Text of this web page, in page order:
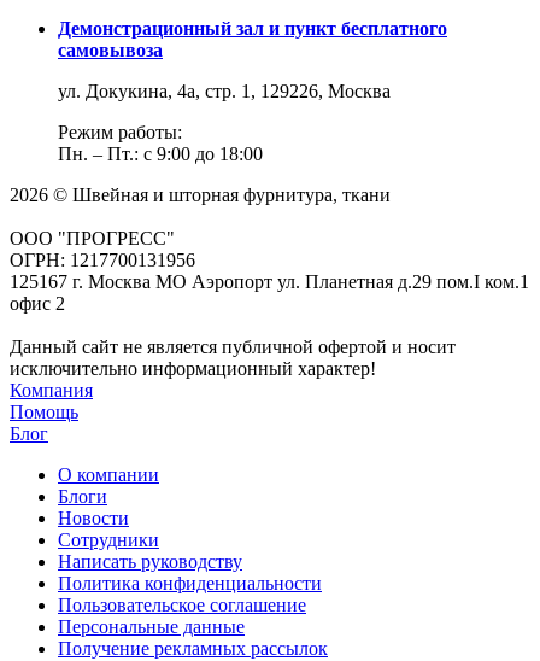
Демонстрационный зал и пункт бесплатного
самовывоза
ул. Докукина, 4а, стр. 1, 129226, Москва
Режим работы:
Пн. – Пт.: с 9:00 до 18:00
2026 © Швейная и шторная фурнитура, ткани
ООО "ПРОГРЕСС"
ОГРН: 1217700131956
125167 г. Москва МО Аэропорт ул. Планетная д.29 пом.I ком.1
офис 2
Данный сайт не является публичной офертой и носит
исключительно информационный характер!
Компания
Помощь
Блог
О компании
Блоги
Новости
Сотрудники
Написать руководству
Политика конфиденциальности
Пользовательское соглашение
Персональные данные
Получение рекламных рассылок